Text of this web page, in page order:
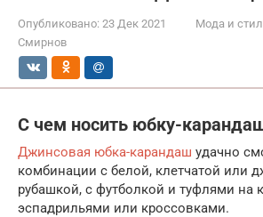
Опубликовано: 23 Дек 2021 Мода и
Смирнов
С чем носить юбку-
Джинсовая юбка-карандаш удачно
комбинации с белой, клетчатой или
рубашкой, с футболкой и туфлями на
эспадрильями или кроссовками.